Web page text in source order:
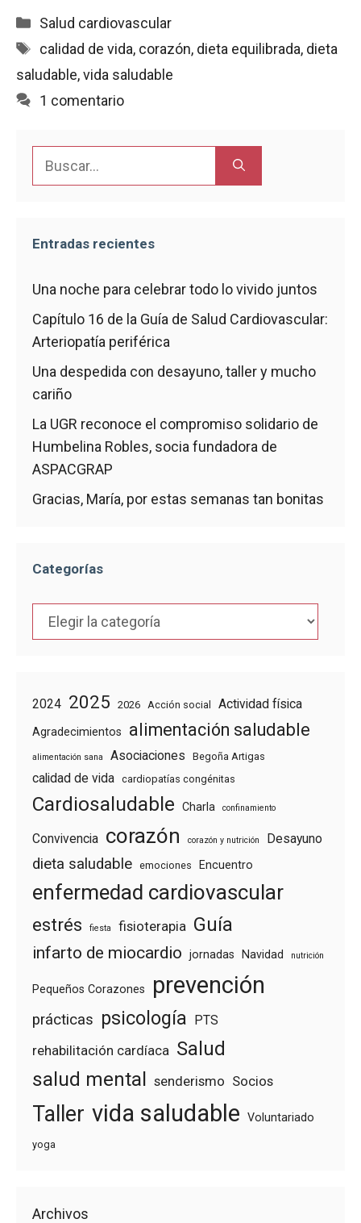
c
b
o
o
a
s
A
p
a
l
i
t
m
a
r
Categorías
Salud cardiovascular
Etiquetas
calidad de vida, corazón, dieta equilibrada, dieta
saludable,vida saludable
1 comentario
Entradas recientes
Una noche para celebrar todo lo vivido juntos
Capítulo 16 de la Guía de Salud Cardiovascular:
Arteriopatía periférica
Una despedida con desayuno, taller y mucho
cariño
La UGR reconoce el compromiso solidario de
Humbelina Robles, socia fundadora de
ASPACGRAP
Gracias, María, por estas semanas tan bonitas
Categorías
Categorías
2024 2025 2026 Acción social Actividad física
Agradecimientos alimentación saludable
alimentación sana Asociaciones Begoña Artigas
calidad de vida cardiopatías congénitas
Cardiosaludable Charla confinamiento
Convivencia corazón corazón y nutrición Desayuno
dieta saludable emociones Encuentro
enfermedad cardiovascular
estrés fiesta fisioterapia Guía
infarto de miocardio jornadas Navidad nutrición
Pequeños Corazones prevención
prácticas psicología PTS
rehabilitación cardíaca Salud
salud mental senderismo Socios
Taller vida saludable Voluntariado
yoga
Archivos